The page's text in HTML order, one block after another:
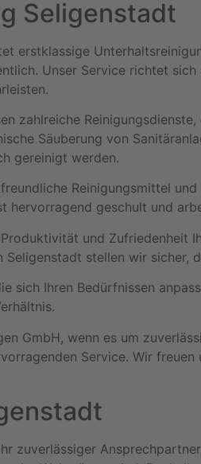
Seligenstadt
erstklassige
Unser Service richtet
zahlreiche
Säuberung von
gereinigt werden.
Reinigungsmittel
hervorragend geschult und
und Zufriedenheit
stellen wir sicher,
sich Ihren Bedürfnissen
GmbH, wenn es um
Service. Wir
zuverlässiger